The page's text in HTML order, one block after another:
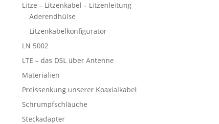
Litze – Litzenkabel – Litzenleitung
Aderendhülse
Litzenkabelkonfigurator
LN 5002
LTE – das DSL über Antenne
Materialien
Preissenkung unserer Koaxialkabel
Schrumpfschläuche
Steckadapter